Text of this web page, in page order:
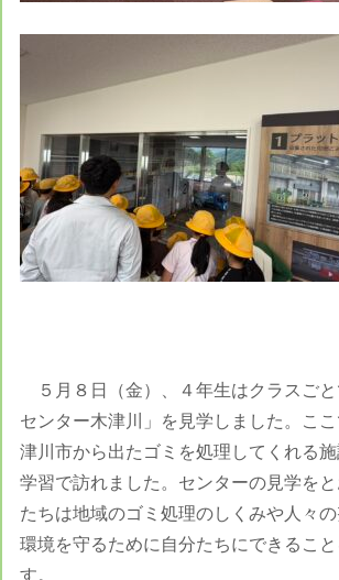
５月８日（金）、４年生はクラスご
センター木津川」を見学しました。こ
津川市から出たゴミを処理してくれる
学習で訪れました。センターの見学を
たちは地域のゴミ処理のしくみや人々の
環境を守るために自分たちにできるこ
す。